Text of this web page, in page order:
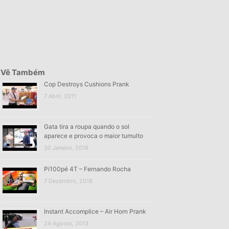
Vê Também
Cop Destroys Cushions Prank
7 Abril, 2011
Gata tira a roupa quando o sol
aparece e provoca o maior tumulto
30 Janeiro, 2018
Pi100pé 4T – Fernando Rocha
7 Dezembro, 2018
Instant Accomplice – Air Horn Prank
24 Agosto, 2013